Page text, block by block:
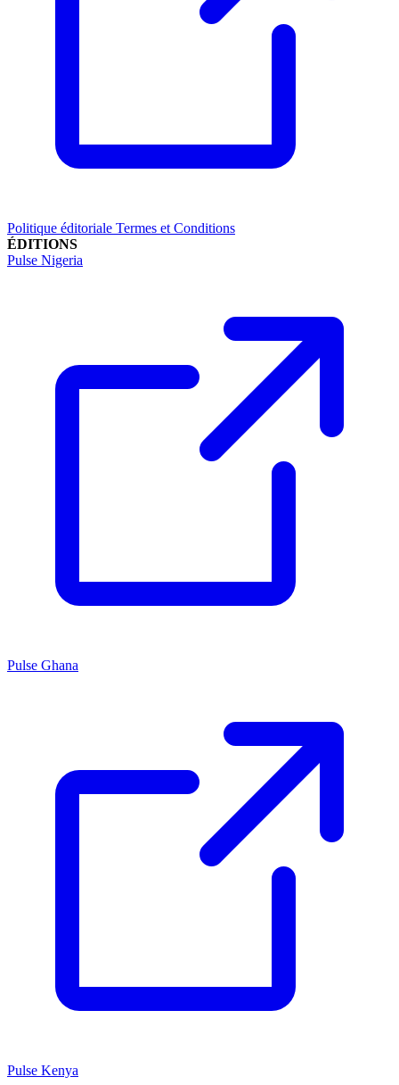
Politique éditoriale Termes et Conditions
ÉDITIONS
Pulse Nigeria
Pulse Ghana
Pulse Kenya